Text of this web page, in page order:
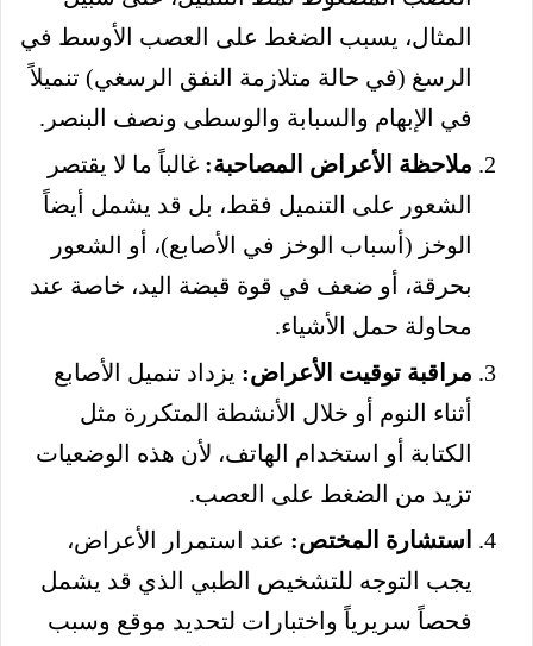
المثال، يسبب الضغط على العصب الأوسط في
الرسغ (في حالة متلازمة النفق الرسغي) تنميلاً
في الإبهام والسبابة والوسطى ونصف البنصر.
ملاحظة الأعراض المصاحبة: غالباً ما لا يقتصر
الشعور على التنميل فقط، بل قد يشمل أيضاً
الوخز (أسباب الوخز في الأصابع)، أو الشعور
بحرقة، أو ضعف في قوة قبضة اليد، خاصة عند
محاولة حمل الأشياء.
مراقبة توقيت الأعراض: يزداد تنميل الأصابع
أثناء النوم أو خلال الأنشطة المتكررة مثل
الكتابة أو استخدام الهاتف، لأن هذه الوضعيات
تزيد من الضغط على العصب.
استشارة المختص: عند استمرار الأعراض،
يجب التوجه للتشخيص الطبي الذي قد يشمل
فحصاً سريرياً واختبارات لتحديد موقع وسبب